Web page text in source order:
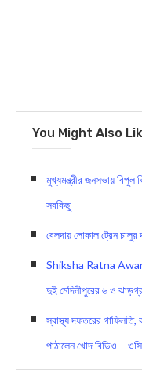
You Might Also
মুখ্যমন্ত্রীর জনসভায় বিপুল
সবকিছু
বেলদায় লোকাল ট্রেন চালুর
Shiksha Ratna Award
দুই মেদিনীপুরের ৬ ও
স্বাস্থ্য দফতরের গাফিলতি,
পাঠালেন খোদ বিডিও –